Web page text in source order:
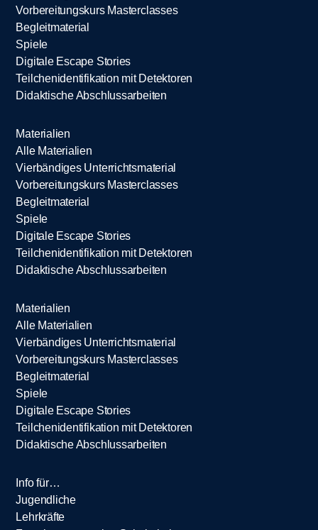
Vorbereitungskurs Masterclasses
Begleitmaterial
Spiele
Digitale Escape Stories
Teilchenidentifikation mit Detektoren
Didaktische Abschlussarbeiten
Materialien
Alle Materialien
Vierbändiges Unterrichtsmaterial
Vorbereitungskurs Masterclasses
Begleitmaterial
Spiele
Digitale Escape Stories
Teilchenidentifikation mit Detektoren
Didaktische Abschlussarbeiten
Materialien
Alle Materialien
Vierbändiges Unterrichtsmaterial
Vorbereitungskurs Masterclasses
Begleitmaterial
Spiele
Digitale Escape Stories
Teilchenidentifikation mit Detektoren
Didaktische Abschlussarbeiten
Info für…
Jugendliche
Lehrkräfte